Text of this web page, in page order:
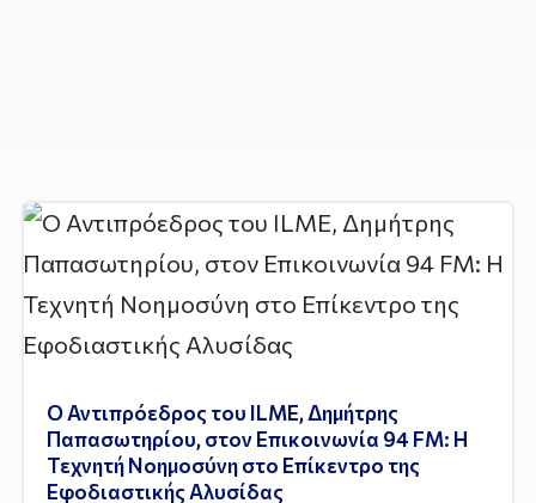
Ο Αντιπρόεδρος του ILME, Δημήτρης
Παπασωτηρίου, στον Επικοινωνία 94 FM: Η
Τεχνητή Νοημοσύνη στο Επίκεντρο της
Εφοδιαστικής Αλυσίδας